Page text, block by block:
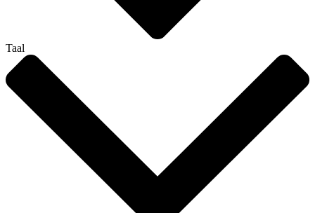
Taal